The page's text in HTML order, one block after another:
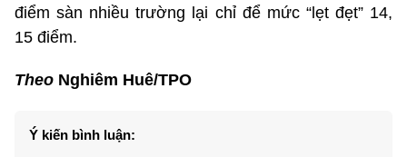
điểm sàn nhiều trường lại chỉ để mức “lẹt đẹt” 14,
15 điểm.
Theo Nghiêm Huê/TPO
Ý kiến bình luận: